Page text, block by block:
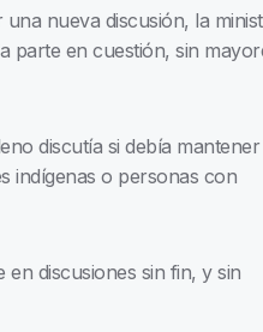
nueva discusión, la
parte en cuestión, sin
discutía si debía
indígenas o personas con
discusiones sin fin, y sin